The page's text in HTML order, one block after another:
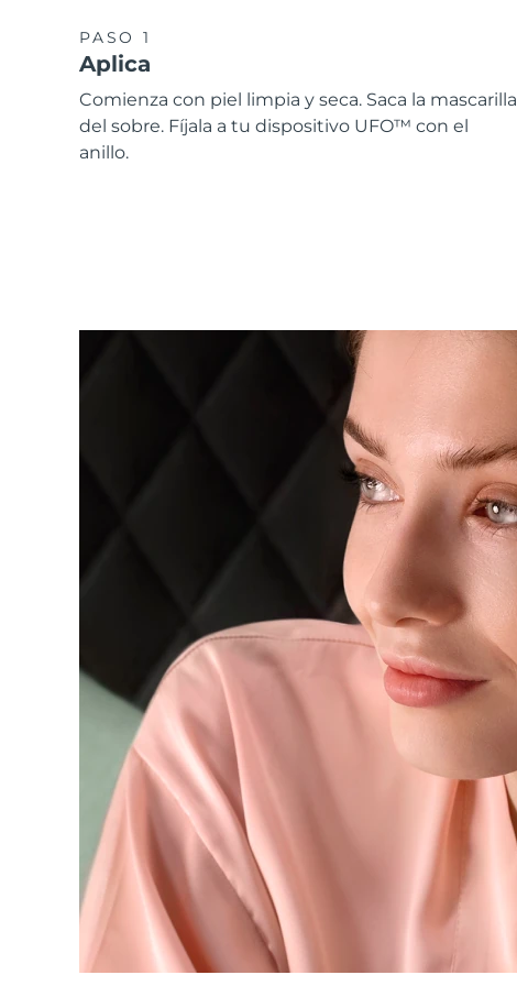
PASO 1
Aplica
Comienza con piel limpia y seca. Saca la mascarilla
del sobre. Fíjala a tu dispositivo UFO™ con el
anillo.